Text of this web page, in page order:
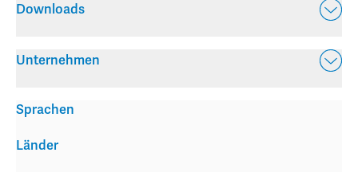
Downloads
Unternehmen
Sprachen
Länder